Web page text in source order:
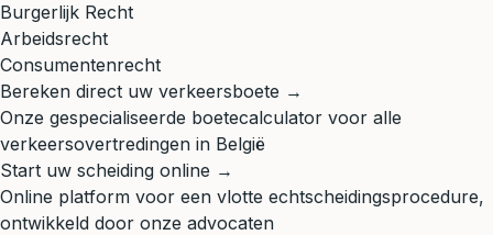
Burgerlijk Recht
Arbeidsrecht
Consumentenrecht
Bereken direct uw verkeersboete →
Onze gespecialiseerde boetecalculator voor alle
verkeersovertredingen in België
Start uw scheiding online →
Online platform voor een vlotte echtscheidingsprocedure,
ontwikkeld door onze advocaten